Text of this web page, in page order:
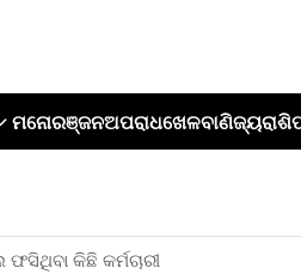
ମନୋରଞ୍ଜନଅପରାଧଖେଳବାଣିଜ୍ୟ
କିଛି କର୍ମଚାରୀ